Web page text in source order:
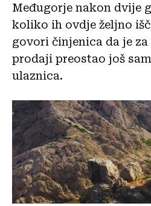
Međugorje nakon dvije
koliko ih ovdje željno
govori činjenica da je
prodaji preostao još
ulaznica.